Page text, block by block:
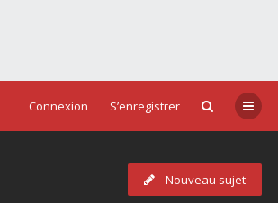
Connexion S’enregistrer
Nouveau sujet